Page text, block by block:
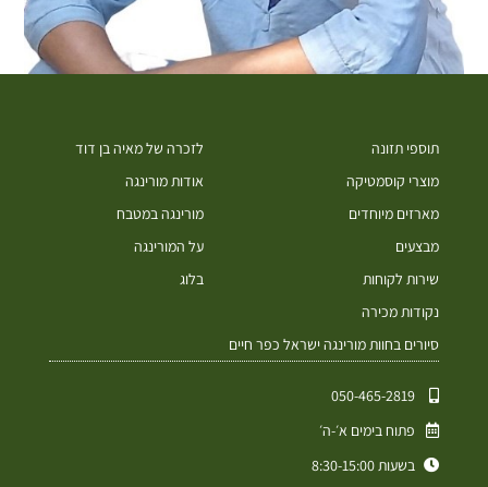
תוספי תזונה
מוצרי קוסמטיקה
מארזים מיוחדים
מבצעים
שירות לקוחות
נקודות מכירה
סיורים בחוות מורינגה ישראל כפר חיים
לזכרה של מאיה בן דוד
אודות מורינגה
מורינגה במטבח
על המורינגה
בלוג
050-465-2819⁩
פתוח בימים א׳-ה׳
בשעות 8:30-15:00